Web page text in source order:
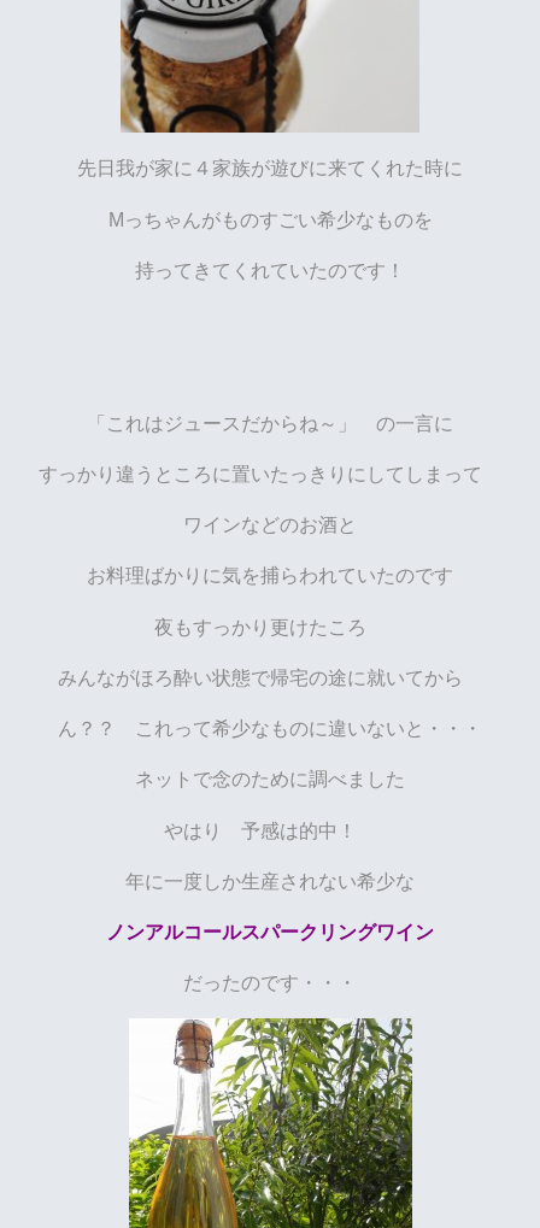
先日我が家に４家族が遊びに来てくれた時に
Mっちゃんがものすごい希少なものを
持ってきてくれていたのです！
「これはジュースだからね～」 の一言に
すっかり違うところに置いたっきりにしてしまって
ワインなどのお酒と
お料理ばかりに気を捕らわれていたのです
夜もすっかり更けたころ
みんながほろ酔い状態で帰宅の途に就いてから
ん？？ これって希少なものに違いないと・・・
ネットで念のために調べました
やはり 予感は的中！
年に一度しか生産されない希少な
ノンアルコールスパークリングワイン
だったのです・・・